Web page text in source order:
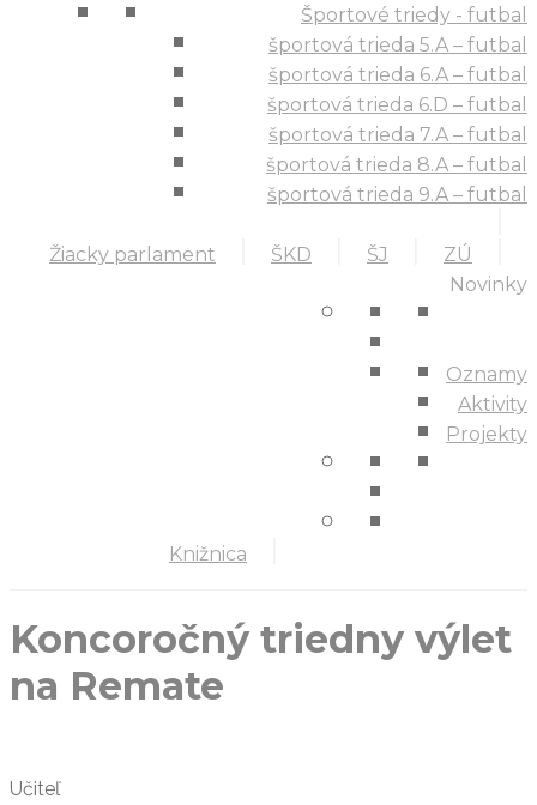
Športové triedy - futbal
športová trieda 5.A – futbal
športová trieda 6.A – futbal
športová trieda 6.D – futbal
športová trieda 7.A – futbal
športová trieda 8.A – futbal
športová trieda 9.A – futbal
Žiacky parlament ŠKD ŠJ ZÚ
Knižnica
Novinky
Oznamy
Aktivity
Projekty
Koncoročný triedny výlet
na Remate
Učiteľ